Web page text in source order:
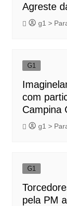
Agreste
g1 >
G1
com
Campina
g1 >
G1
pela PM